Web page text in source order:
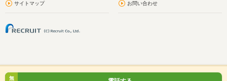
サイトマップ お問い合わせ
無